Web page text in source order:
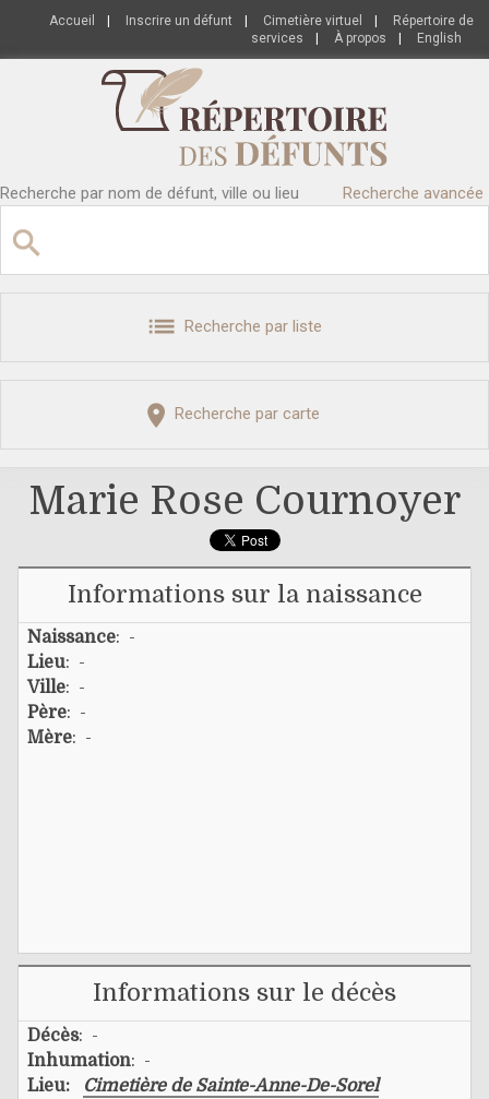
Accueil Inscrire un défunt Cimetière virtuel
Répertoire de
services
À propos English
Recherche par nom de défunt, ville ou lieu Recherche avancée
Recherche par liste
Recherche par carte
Marie Rose Cournoyer
Informations sur la naissance
Naissance: -
Lieu: -
Ville: -
Père: -
Mère: -
Informations sur le décès
Décès: -
Inhumation: -
Lieu:
Cimetière de Sainte-Anne-De-Sorel